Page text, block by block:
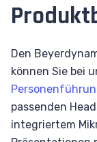
Den
können Sie bei
passenden
integriertem